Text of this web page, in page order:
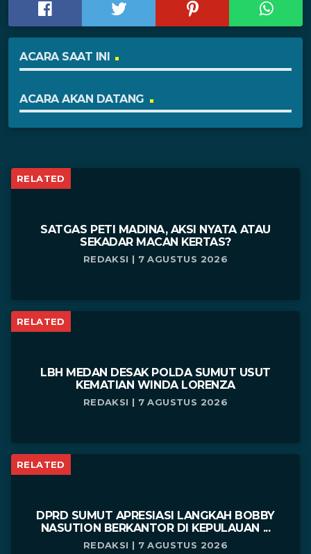
ACARA SAAT INI
ACARA AKAN DATANG
RELATED
SATGAS PETI MADINA, AKSI NYATA ATAU
SEKADAR MACAN KERTAS?
REDAKSI | 7 AGUSTUS 2026
RELATED
LBH MEDAN DESAK POLDA SUMUT USUT
KEMATIAN WINDA LORENZA
REDAKSI | 7 AGUSTUS 2026
RELATED
DPRD SUMUT APRESIASI LANGKAH BOBBY
NASUTION BERKANTOR DI KEPULAUAN ...
REDAKSI | 7 AGUSTUS 2026